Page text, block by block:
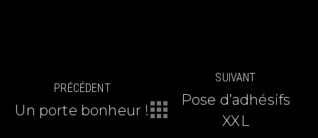
article
PRÉCÉDENT
Article
Un porte bonheur !
SUIVANT
Article
suivant
Pose d’adhésifs
XXL